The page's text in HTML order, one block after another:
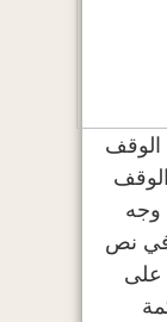
وجه
في نص
و على